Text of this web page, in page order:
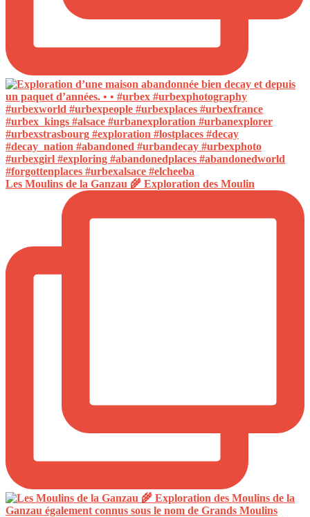
Les Moulins de la Ganzau 🌾 Exploration des Moulin